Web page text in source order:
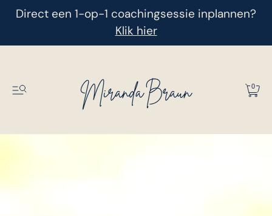
Direct een 1-op-1 coachingsessie inplannen?
Klik hier
0